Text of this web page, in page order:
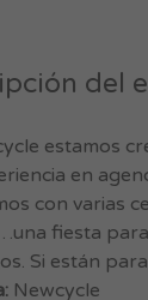
del
estamos
en
con varias
fiesta
Si están
Newcycle